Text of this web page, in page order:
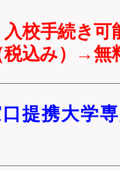
校手続き可
税込み）→無
提携大学